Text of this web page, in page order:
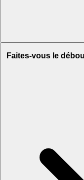
Faites-vous le